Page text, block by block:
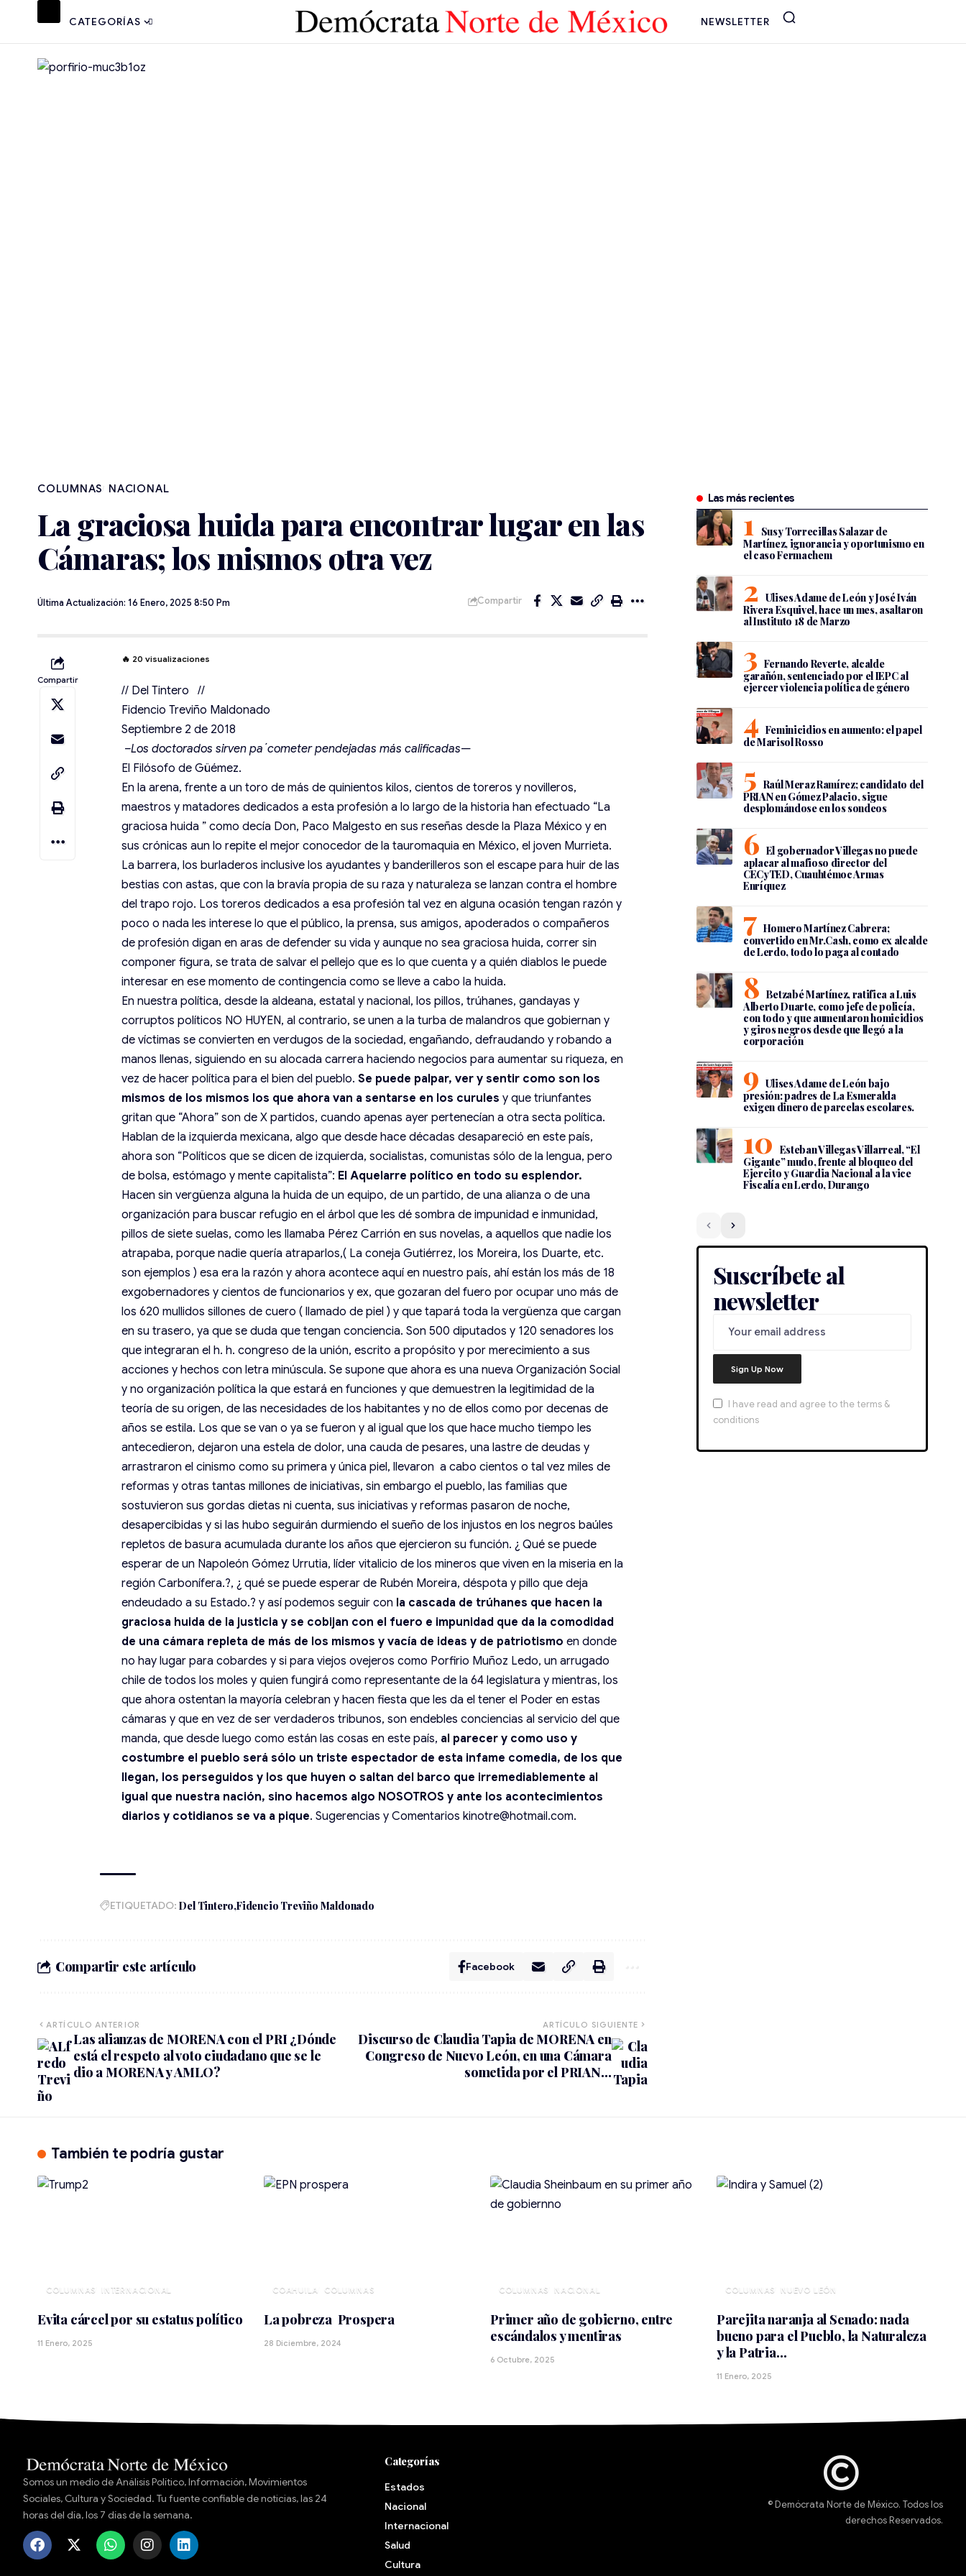
CATEGORÍAS NEWSLETTER
NACIONAL
La graciosa huida para encontrar lugar en las
Cámaras; los mismos otra vez
Última Actualización: 16 Enero, 2025 8:50 Pm Compartir
Compartir
🔥 20 visualizaciones
// Del Tintero //
Fidencio Treviño Maldonado
Septiembre 2 de 2018
–Los doctorados sirven pa´cometer pendejadas más calificadas—
El Filósofo de Güémez.
En la arena, frente a un toro de más de quinientos kilos, cientos de toreros y novilleros,
maestros y matadores dedicados a esta profesión a lo largo de la historia han efectuado “La
graciosa huida ” como decía Don, Paco Malgesto en sus reseñas desde la Plaza México y en
sus crónicas aun lo repite el mejor conocedor de la tauromaquia en México, el joven Murrieta.
La barrera, los burladeros inclusive los ayudantes y banderilleros son el escape para huir de las
bestias con astas, que con la bravía propia de su raza y naturaleza se lanzan contra el hombre
del trapo rojo. Los toreros dedicados a esa profesión tal vez en alguna ocasión tengan razón y
poco o nada les interese lo que el público, la prensa, sus amigos, apoderados o compañeros
de profesión digan en aras de defender su vida y aunque no sea graciosa huida, correr sin
componer figura, se trata de salvar el pellejo que es lo que cuenta y a quién diablos le puede
interesar en ese momento de contingencia como se lleve a cabo la huida.
En nuestra política, desde la aldeana, estatal y nacional, los pillos, trúhanes, gandayas y
corruptos políticos NO HUYEN, al contrario, se unen a la turba de malandros que gobiernan y
de víctimas se convierten en verdugos de la sociedad, engañando, defraudando y robando a
manos llenas, siguiendo en su alocada carrera haciendo negocios para aumentar su riqueza, en
vez de hacer política para el bien del pueblo.Se puede palpar, ver y sentir como son los
mismos de los mismos los que ahora van a sentarse en los curules y que triunfantes
gritan que “Ahora” son de X partidos, cuando apenas ayer pertenecían a otra secta política.
Hablan de la izquierda mexicana, algo que desde hace décadas desapareció en este país,
ahora son “Políticos que se dicen de izquierda, socialistas, comunistas sólo de la lengua, pero
de bolsa, estómago y mente capitalista”: El Aquelarre político en todo su esplendor.
Hacen sin vergüenza alguna la huida de un equipo, de un partido, de una alianza o de una
organización para buscar refugio en el árbol que les dé sombra de impunidad e inmunidad,
pillos de siete suelas, como les llamaba Pérez Carrión en sus novelas, a aquellos que nadie los
atrapaba, porque nadie quería atraparlos,( La coneja Gutiérrez, los Moreira, los Duarte, etc.
son ejemplos ) esa era la razón y ahora acontece aquí en nuestro país, ahí están los más de 18
exgobernadores y cientos de funcionarios y ex, que gozaran del fuero por ocupar uno más de
los 620 mullidos sillones de cuero ( llamado de piel ) y que tapará toda la vergüenza que cargan
en su trasero, ya que se duda que tengan conciencia. Son 500 diputados y 120 senadores los
que integraran el h. h. congreso de la unión, escrito a propósito y por merecimiento a sus
acciones y hechos con letra minúscula. Se supone que ahora es una nueva Organización Social
y no organización política la que estará en funciones y que demuestren la legitimidad de la
teoría de su origen, de las necesidades de los habitantes y no de ellos como por decenas de
años se estila. Los que se van o ya se fueron y al igual que los que hace mucho tiempo les
antecedieron, dejaron una estela de dolor, una cauda de pesares, una lastre de deudas y
arrastraron el cinismo como su primera y única piel, llevaron a cabo cientos o tal vez miles de
reformas y otras tantas millones de iniciativas, sin embargo el pueblo, las familias que
sostuvieron sus gordas dietas ni cuenta, sus iniciativas y reformas pasaron de noche,
desapercibidas y si las hubo seguirán durmiendo el sueño de los injustos en los negros baúles
repletos de basura acumulada durante los años que ejercieron su función. ¿ Qué se puede
esperar de un Napoleón Gómez Urrutia, líder vitalicio de los mineros que viven en la miseria en la
región Carbonífera.?, ¿ qué se puede esperar de Rubén Moreira, déspota y pillo que deja
endeudado a su Estado.? y así podemos seguir con la cascada de trúhanes que hacen la
graciosa huida de la justicia y se cobijan con el fuero e impunidad que da la comodidad
de una cámara repleta de más de los mismos y vacía de ideas y de patriotismo en donde
no hay lugar para cobardes y si para viejos ovejeros como Porfirio Muñoz Ledo, un arrugado
chile de todos los moles y quien fungirá como representante de la 64 legislatura y mientras, los
que ahora ostentan la mayoría celebran y hacen fiesta que les da el tener el Poder en estas
cámaras y que en vez de ser verdaderos tribunos, son endebles conciencias al servicio del que
manda, que desde luego como están las cosas en este país, al parecer y como uso y
costumbre el pueblo será sólo un triste espectador de esta infame comedia, de los que
llegan, los perseguidos y los que huyen o saltan del barco que irremediablemente al
igual que nuestra nación, sino hacemos algo NOSOTROS y ante los acontecimientos
diarios y cotidianos se va a pique. Sugerencias y Comentarios kinotre@hotmail.com.
ETIQUETADO: Del Tintero Fidencio Treviño Maldonado
Compartir este artículo Facebook
ARTÍCULO ANTERIOR
Las alianzas de MORENA con el PRI ¿Dónde
está el respeto al voto ciudadano que se le
dio a MORENA y AMLO?
ARTÍCULO SIGUIENTE
Discurso de Claudia Tapia de MORENA en
Congreso de Nuevo León, en una Cámara
sometida por el PRIAN…
Las más recientes
Susy Torrecillas Salazar de
Martínez, ignorancia y oportunismo en
el caso Fermachem
Ulises Adame de León y José Iván
Rivera Esquivel, hace un mes, asaltaron
al Instituto 18 de Marzo
Fernando Reverte, alcalde
garañón, sentenciado por el IEPC al
ejercer violencia política de género
Feminicidios en aumento: el papel
de Marisol Rosso
Raúl Meraz Ramírez; candidato del
PRIAN en Gómez Palacio, sigue
desplomándose en los sondeos
El gobernador Villegas no puede
aplacar al mafioso director del
CECyTED, Cuauhtémoc Armas
Enríquez
Homero Martínez Cabrera;
convertido en Mr.Cash, como ex alcalde
de Lerdo, todo lo paga al contado
Betzabé Martínez, ratifica a Luis
Alberto Duarte, como jefe de policía,
con todo y que aumentaron homicidios
y giros negros desde que llegó a la
corporación
Ulises Adame de León bajo
presión: padres de La Esmeralda
exigen dinero de parcelas escolares.
Esteban Villegas Villarreal, “El
Gigante” mudo, frente al bloqueo del
Ejercito y Guardia Nacional a la vice
Fiscalía en Lerdo, Durango
Suscríbete al
newsletter
I have read and agree to the terms &
conditions
También te podría gustar
INTERNACIONAL
Evita cárcel por su estatus político
11 Enero, 2025
COAHUILA
La pobreza Prospera
28 Diciembre, 2024
NACIONAL
Primer año de gobierno, entre
escándalos y mentiras
6 Octubre, 2025
NUEVO LEÓN
Parejita naranja al Senado: nada
bueno para el Pueblo, la Naturaleza
y la Patria…
11 Enero, 2025
Somos un medio de Análisis Político, Información, Movimientos
Sociales, Cultura y Sociedad. Tu fuente confiable de noticias, las 24
horas del día, los 7 días de la semana.
Categorías
Estados
Nacional
Internacional
Salud
Cultura
© Demócrata Norte de México. Todos los
derechos Reservados.